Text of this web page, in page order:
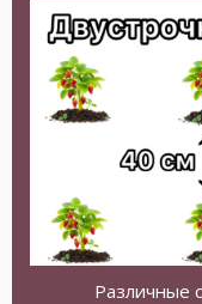
Различные